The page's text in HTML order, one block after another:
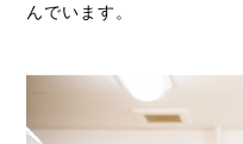
んでいます。